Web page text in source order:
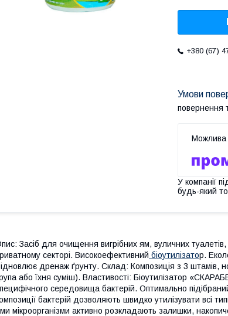
+380 (67)
повернення
У компанії
будь-який
Засіб для очищення вигрібних ям, вуличних туалетів,
секторі. Високоефективний біоутилізатор.
дренаж ґрунту. Склад: Композиція з 3 штамів,
або їхня суміш). Властивості: Біоутилізатор
середовища бактерій. Оптимально
бактерій дозволяють швидко утилізувати всі
мікроорганізми активно розкладають залишки,